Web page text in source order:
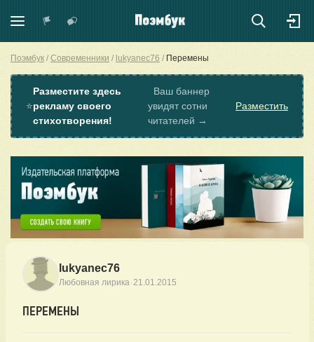
Поэмбук Современники lukyanec76 Перемены
⭐
Разместите здесь
рекламу своего
стихотворения!
Ваш баннер
увидят сотни
читателей →
Разместить
lukyanec76
Любовная лирика·21.01.2015
ПЕРЕМЕНЫ